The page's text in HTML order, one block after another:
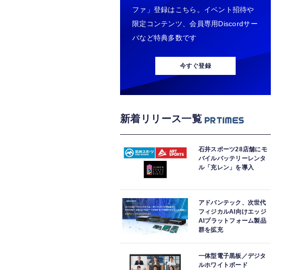
ファ」登録はこちら。イベント招待や
限定コンテンツ、会員専用Discordサー
バなど特典多数です
今すぐ登録
新着リリース一覧
石井スポーツ28店舗にモ
バイルバッテリーレンタ
ル「充レン」を導入
アドバンテック、次世代
フィジカルAI向けエッジ
AIプラットフォーム製品
群を拡充
一体型電子黒板／デジタ
ルホワイトボード